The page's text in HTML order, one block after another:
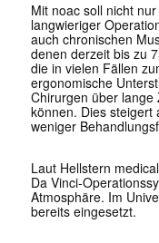
Mit noac soll nicht
langwieriger
auch chronischen
denen derzeit bis zu
die in vielen Fällen
ergonomische
Chirurgen über
können. Dies steigert
weniger
Laut Hellstern
Da Vinci-
Atmosphäre. Im
bereits eingesetzt.